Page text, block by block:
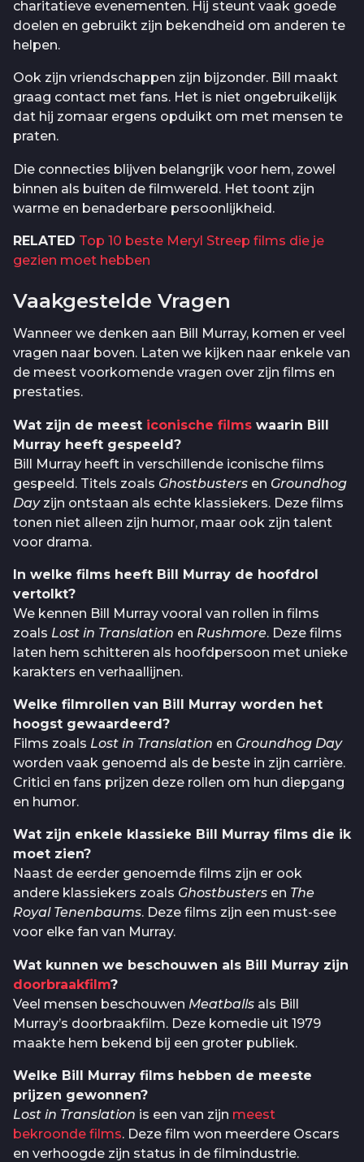
charitatieve evenementen. Hij steunt vaak goede
doelen en gebruikt zijn bekendheid om anderen te
helpen.
Ook zijn vriendschappen zijn bijzonder. Bill maakt
graag contact met fans. Het is niet ongebruikelijk
dat hij zomaar ergens opduikt om met mensen te
praten.
Die connecties blijven belangrijk voor hem, zowel
binnen als buiten de filmwereld. Het toont zijn
warme en benaderbare persoonlijkheid.
RELATED Top 10 beste Meryl Streep films die je
gezien moet hebben
Vaakgestelde Vragen
Wanneer we denken aan Bill Murray, komen er veel
vragen naar boven. Laten we kijken naar enkele van
de meest voorkomende vragen over zijn films en
prestaties.
Wat zijn de meest iconische films waarin Bill
Murray heeft gespeeld?
Bill Murray heeft in verschillende iconische films
gespeeld. Titels zoals Ghostbusters en Groundhog
Dayzijn ontstaan als echte klassiekers. Deze films
tonen niet alleen zijn humor, maar ook zijn talent
voor drama.
In welke films heeft Bill Murray de hoofdrol
vertolkt?
We kennen Bill Murray vooral van rollen in films
zoals Lost in Translation en Rushmore. Deze films
laten hem schitteren als hoofdpersoon met unieke
karakters en verhaallijnen.
Welke filmrollen van Bill Murray worden het
hoogst gewaardeerd?
Films zoals Lost in Translation en Groundhog Day
worden vaak genoemd als de beste in zijn carrière.
Critici en fans prijzen deze rollen om hun diepgang
en humor.
Wat zijn enkele klassieke Bill Murray films die ik
moet zien?
Naast de eerder genoemde films zijn er ook
andere klassiekers zoals Ghostbusters en The
Royal Tenenbaums. Deze films zijn een must-see
voor elke fan van Murray.
Wat kunnen we beschouwen als Bill Murray zijn
doorbraakfilm?
Veel mensen beschouwen Meatballs als Bill
Murray’s doorbraakfilm. Deze komedie uit 1979
maakte hem bekend bij een groter publiek.
Welke Bill Murray films hebben de meeste
prijzen gewonnen?
Lost in Translation is een van zijn meest
bekroonde films. Deze film won meerdere Oscars
en verhoogde zijn status in de filmindustrie.